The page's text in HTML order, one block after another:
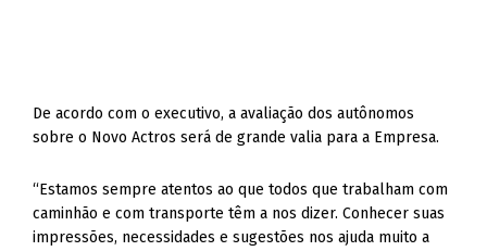
De acordo com o executivo, a avaliação dos autônomos
sobre o Novo Actros será de grande valia para a Empresa.
“Estamos sempre atentos ao que todos que trabalham com
caminhão e com transporte têm a nos dizer. Conhecer suas
impressões, necessidades e sugestões nos ajuda muito a